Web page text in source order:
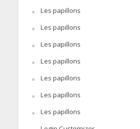
Les papillons
Les papillons
Les papillons
Les papillons
Les papillons
Les papillons
Les papillons